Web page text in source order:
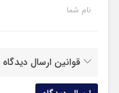
نام شما
قوانین ارسال دیدگاه